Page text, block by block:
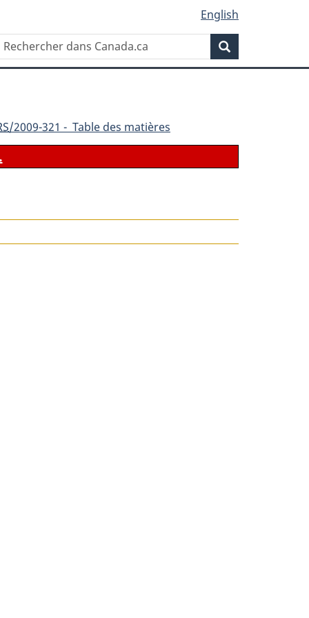
English
/2009-321 - Table des matières